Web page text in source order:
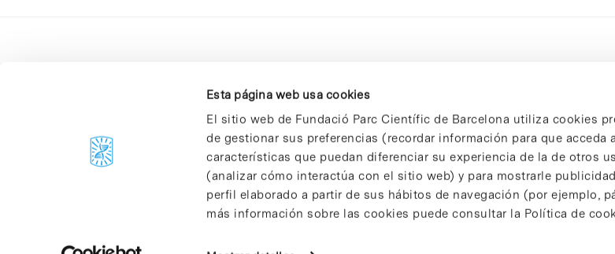
Esta página web usa cookies
El sitio web de Fundació Parc Científic de Barcelona utiliza cookies
de gestionar sus preferencias (recordar información para que acceda
características que puedan diferenciar su experiencia de la de otros
(analizar cómo interactúa con el sitio web) y para mostrarle
perfil elaborado a partir de sus hábitos de navegación (por ejemplo,
más información sobre las cookies puede consultar la Política de
C/Baldiri Reixac, 4-12 i 15
08028 Barcelona